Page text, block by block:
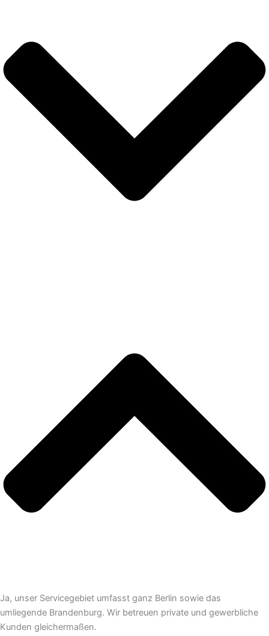
Ja, unser Servicegebiet umfasst ganz Berlin sowie das
umliegende Brandenburg. Wir betreuen private und gewerbliche
Kunden gleichermaßen.